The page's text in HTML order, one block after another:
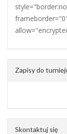
Zapisy do
Skontaktuj się